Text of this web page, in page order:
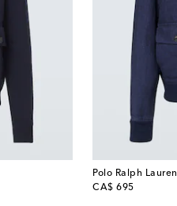
Polo Ralph Lauren
CA$ 695
original price